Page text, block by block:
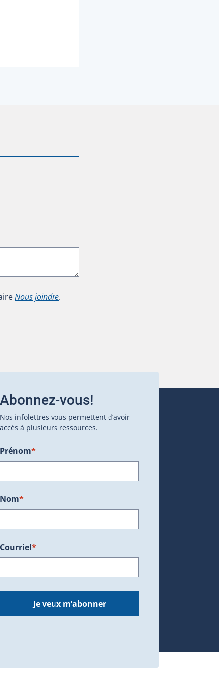
Nous joindre.
une nouvelle fenêtre.)
une nouvelle fenêtre.)
Abonnez-vous!
Nos infolettres vous permettent d’avoir
accès à plusieurs ressources.
Prénom*
Nom*
Courriel*
Je veux m’abonner